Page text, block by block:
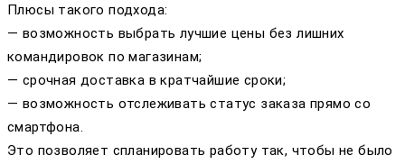
Плюсы такого подхода:
— возможность выбрать лучшие цены без лишних
командировок по магазинам;
— срочная доставка в кратчайшие сроки;
— возможность отслеживать статус заказа прямо со
смартфона.
Это позволяет спланировать работу так, чтобы не было